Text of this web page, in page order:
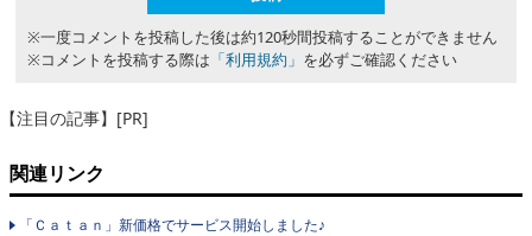
※一度コメントを投稿した後は約120秒間投稿することができません
※コメントを投稿する際は 「利用規約」 を必ずご確認ください
【注目の記事】[PR]
関連リンク
「Ｃａｔａｎ」新価格でサービス開始しました♪